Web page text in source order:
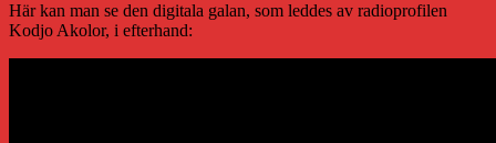
Här kan man se den digitala galan, som leddes av radioprofilen
Kodjo Akolor, i efterhand: